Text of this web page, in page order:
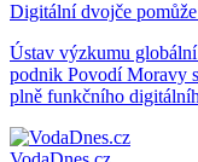
Digitální dvojče
Ústav výzkumu
podnik Povodí Moravy
plně funkčního